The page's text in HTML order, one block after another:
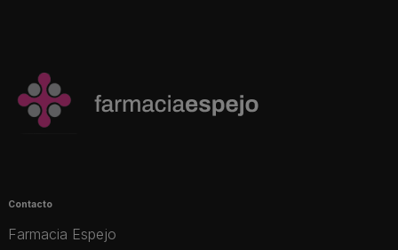
Contacto
Farmacia Espejo